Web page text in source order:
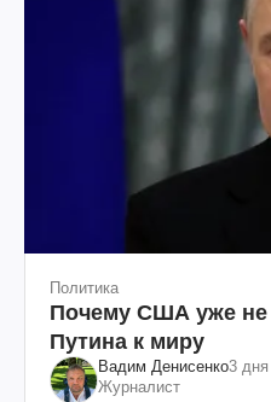
Политика
Почему США уже не
Путина к миру
Вадим Денисенко3
Журналист